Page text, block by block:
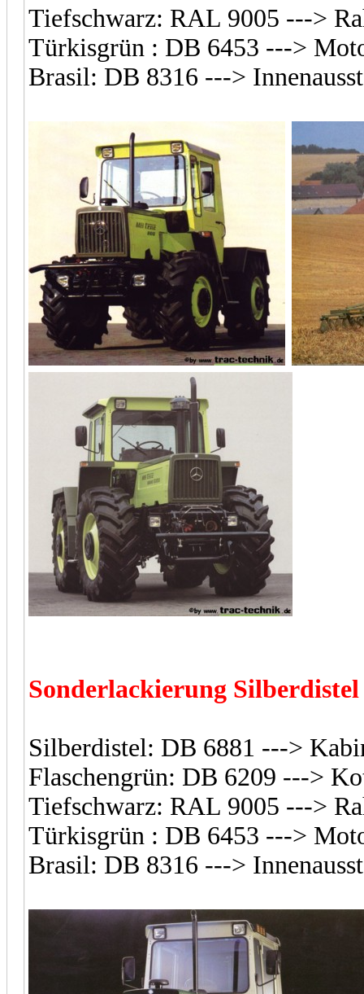
Tiefschwarz: RAL 9005 --->
Türkisgrün : DB 6453 --->
Brasil: DB 8316 --->
Sonderlackierung Silberdistel
Silberdistel: DB 6881 --->
Flaschengrün: DB 6209 --->
Tiefschwarz: RAL 9005 --->
Türkisgrün : DB 6453 --->
Brasil: DB 8316 --->